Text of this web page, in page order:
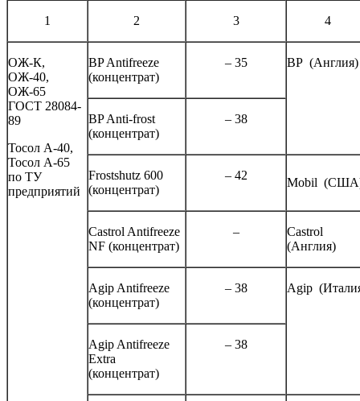
1 2 3 4
ОЖ-К,
ОЖ-40,
ОЖ-65
ГОСТ 28084-
89
Тосол А-40,
Тосол А-65
по ТУ
предприятий
BP Antifreeze
(концентрат)
– 35 BP (Англия)
BP Anti-frost
(концентрат)
– 38
Frostshutz 600
(концентрат)
– 42
Mobil
Castrol Antifreeze
NF (концентрат)
–
Castrol
(Англия)
Agip Antifreeze
(концентрат)
– 38 Agip
Agip Antifreeze
Extra
(концентрат)
– 38